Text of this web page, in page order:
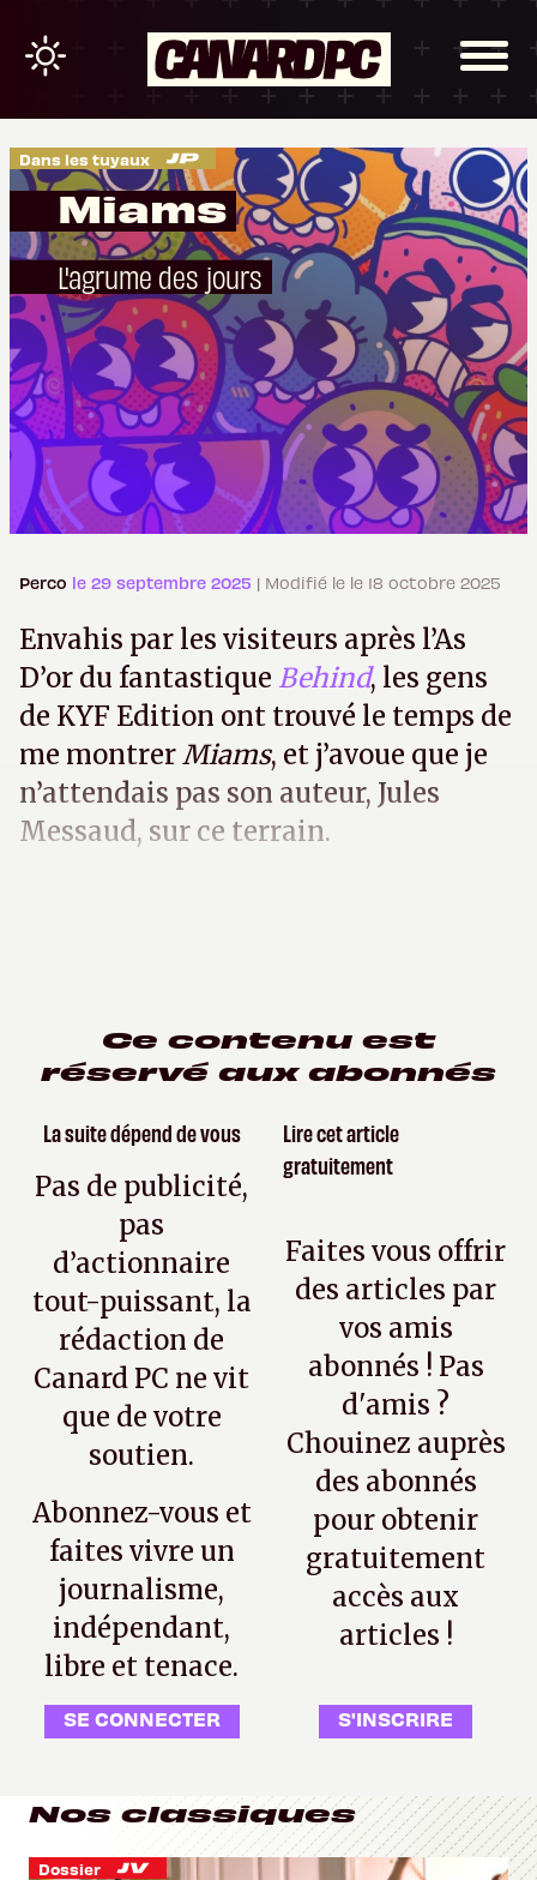
Dans les tuyaux
Miams
L'agrume des jours
Perco le 29 septembre 2025 | Modifié le le 18 octobre 2025
Envahis par les visiteurs après l’As
D’or du fantastique Behind, les gens
de KYF Edition ont trouvé le temps de
me montrerMiams, et j’avoue que je
n’attendais pas son auteur, Jules
Messaud, sur ce terrain.
Ce contenu est
réservé aux abonnés
La suite dépend de vous
Pas de publicité,
pas
d’actionnaire
tout-puissant, la
rédaction de
Canard PC ne vit
que de votre
soutien.
Abonnez-vous et
faites vivre un
journalisme,
indépendant,
libre et tenace.
SE CONNECTER
Lire cet article
gratuitement
Faites vous offrir
des articles par
vos amis
abonnés ! Pas
d'amis ?
Chouinez auprès
des abonnés
pour obtenir
gratuitement
accès aux
articles !
S'INSCRIRE
Nos classiques
Dossier